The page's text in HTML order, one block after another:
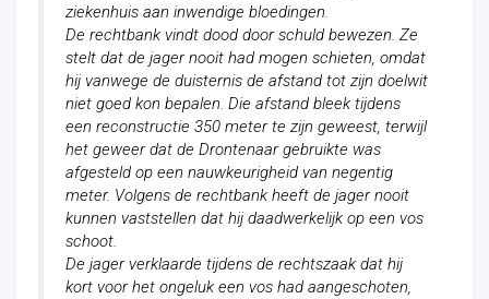
ziekenhuis aan inwendige bloedingen.
De rechtbank vindt dood door schuld bewezen. Ze
stelt dat de jager nooit had mogen schieten, omdat
hij vanwege de duisternis de afstand tot zijn doelwit
niet goed kon bepalen. Die afstand bleek tijdens
een reconstructie 350 meter te zijn geweest, terwijl
het geweer dat de Drontenaar gebruikte was
afgesteld op een nauwkeurigheid van negentig
meter. Volgens de rechtbank heeft de jager nooit
kunnen vaststellen dat hij daadwerkelijk op een vos
schoot.
De jager verklaarde tijdens de rechtszaak dat hij
kort voor het ongeluk een vos had aangeschoten,